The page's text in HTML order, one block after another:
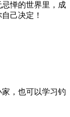
惮的世界里，成
己决定！
，也可以学习钓